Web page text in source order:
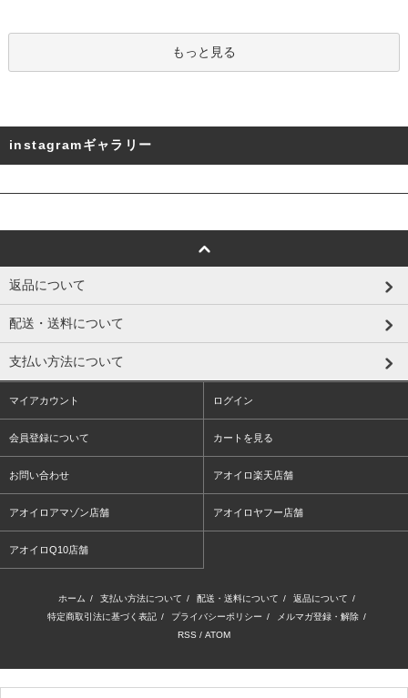
もっと見る
instagramギャラリー
返品について
配送・送料について
支払い方法について
マイアカウント ログイン
会員登録について カートを見る
お問い合わせ アオイロ楽天店舗
アオイロアマゾン店舗 アオイロヤフー店舗
アオイロQ10店舗
ホーム / 支払い方法について / 配送・送料について / 返品について /
特定商取引法に基づく表記 / プライバシーポリシー / メルマガ登録・解除 /
RSS / ATOM